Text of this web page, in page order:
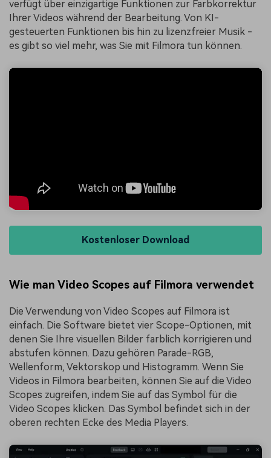
verfügt über einzigartige Funktionen zur Farbkorrektur
Ihrer Videos während der Bearbeitung. Von KI-
gesteuerten Funktionen bis hin zu lizenzfreier Musik -
es gibt so viel mehr, was Sie mit Filmora tun können.
Kostenloser Download
Wie man Video Scopes auf Filmora verwendet
Die Verwendung von Video Scopes auf Filmora ist
einfach. Die Software bietet vier Scope-Optionen, mit
denen Sie Ihre visuellen Bilder farblich korrigieren und
abstufen können. Dazu gehören Parade-RGB,
Wellenform, Vektorskop und Histogramm. Wenn Sie
Videos in Filmora bearbeiten, können Sie auf die Video
Scopes zugreifen, indem Sie auf das Symbol für die
Video Scopes klicken. Das Symbol befindet sich in der
oberen rechten Ecke des Media Players.